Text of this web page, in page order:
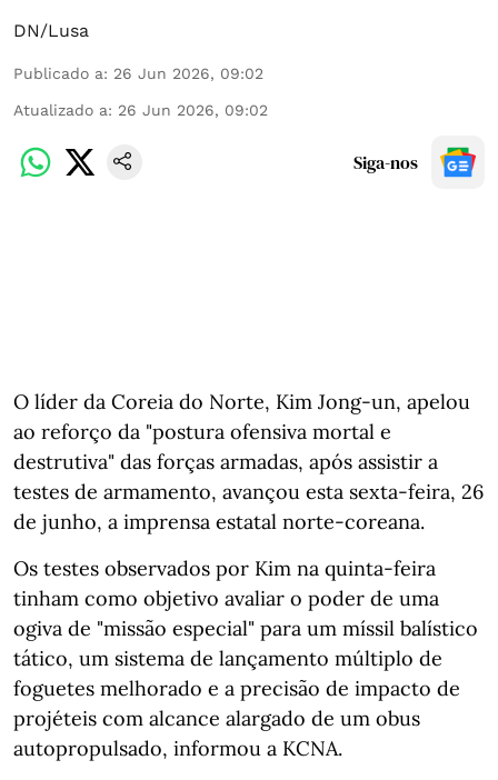
DN/Lusa
Publicado a: 26 Jun 2026, 09:02
Atualizado a: 26 Jun 2026, 09:02
Siga-nos
O líder da Coreia do Norte, Kim Jong-un, apelou
ao reforço da "postura ofensiva mortal e
destrutiva" das forças armadas, após assistir a
testes de armamento, avançou esta sexta-feira, 26
de junho, a imprensa estatal norte-coreana.
Os testes observados por Kim na quinta-feira
tinham como objetivo avaliar o poder de uma
ogiva de "missão especial" para um míssil balístico
tático, um sistema de lançamento múltiplo de
foguetes melhorado e a precisão de impacto de
projéteis com alcance alargado de um obus
autopropulsado, informou a KCNA.